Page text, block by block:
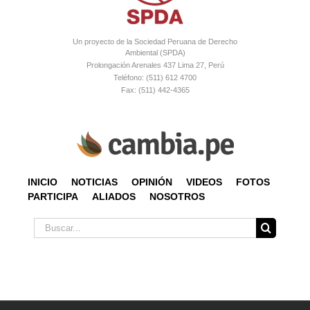
Un proyecto de la Sociedad Peruana de Derecho
Ambiental (SPDA)
Prolongación Arenales 437 Lima 27, Perú
Teléfono: (511) 612 4700
Fax: (511) 442-4365
INICIO NOTICIAS OPINIÓN VIDEOS
FOTOS
PARTICIPA
ALIADOS NOSOTROS
Buscar: